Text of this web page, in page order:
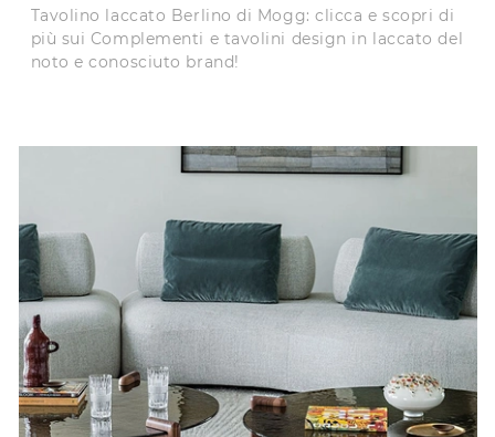
Tavolino laccato Berlino di Mogg: clicca e scopri di
più sui Complementi e tavolini design in laccato del
noto e conosciuto brand!